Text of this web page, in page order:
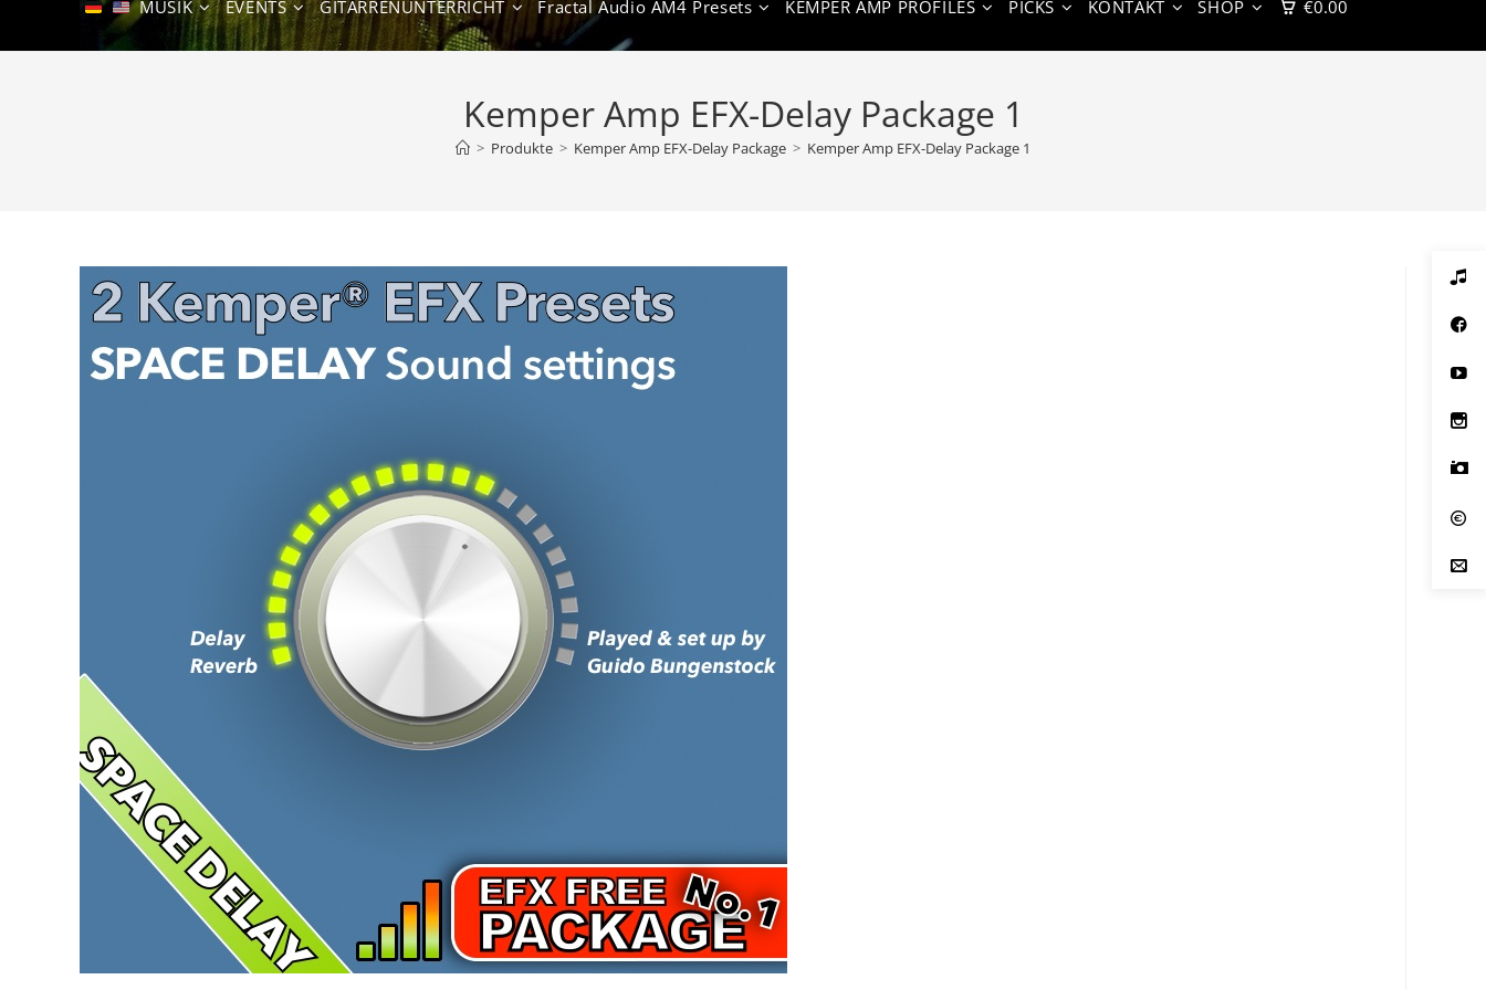
MUSIK EVENTS GITARRENUNTERRICHT Fractal Audio AM4 Presets KEMPER AMP PROFILES PICKS KONTAKT SHOP €0.00
Kemper Amp EFX-Delay Package 1
> Produkte > Kemper Amp EFX-Delay Package > Kemper Amp EFX-Delay Package 1